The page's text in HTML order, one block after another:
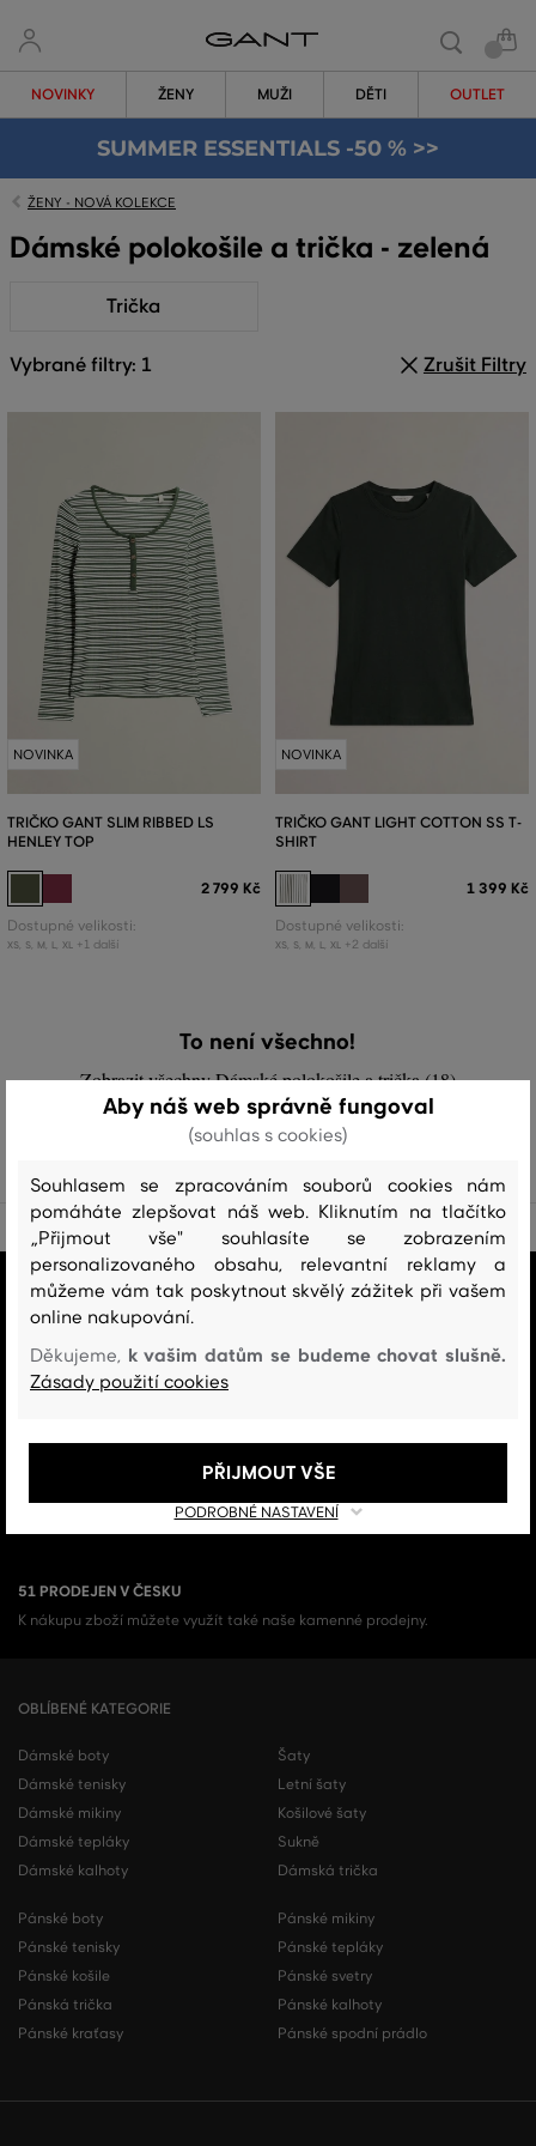
NOVINKY ŽENY MUŽI DĚTI OUTLET
SUMMER ESSENTIALS -50 % >>
ŽENY - NOVÁ KOLEKCE
Dámské polokošile a trička - zelená
Trička
Vybrané filtry: 1 Zrušit Filtry
NOVINKA
TRIČKO GANT SLIM RIBBED LS
HENLEY TOP
2 799 Kč
Dostupné velikosti:
XS, S, M L XL +1 další
NOVINKA
TRIČKO GANT LIGHT COTTON SS T-
SHIRT
1 399 Kč
Dostupné velikosti:
XS, S, M L XL +2 další
To není všechno!
Zobrazit všechny Dámské polokošile a trička (18)
DÁMSKÉ POLOKOŠILE A TRIČKA (18)
VŠE SKLADEM
Všechno zboží v e-shopu je skladem.
ZÁRUKA ORIGINALITY
Doprava nad 1 999 Kč je vždy zdarma, za vrácení zboží u nás nikdy
51 PRODEJEN V ČESKU
K nákupu zboží můžete využít také naše kamenné prodejny.
OBLÍBENÉ KATEGORIE
Dámské boty
Dámské tenisky
Dámské mikiny
Dámské tepláky
Dámské kalhoty
Šaty
Letní šaty
Košilové šaty
Sukně
Dámská trička
Pánské boty
Pánské tenisky
Pánské košile
Pánská trička
Pánské kraťasy
Pánské mikiny
Pánské tepláky
Pánské svetry
Pánské kalhoty
Pánské spodní prádlo
Aby náš web správně fungoval
(souhlas s cookies)
Souhlasem se zpracováním souborů cookies nám
pomáháte zlepšovat náš web. Kliknutím na tlačítko
„Přijmout vše" souhlasíte se zobrazením
personalizovaného obsahu, relevantní reklamy a
můžeme vám tak poskytnout skvělý zážitek při vašem
online nakupování.
Děkujeme, k vašim datům se budeme chovat slušně.
Zásady použití cookies
PODROBNÉ NASTAVENÍ
PŘIJMOUT VŠE